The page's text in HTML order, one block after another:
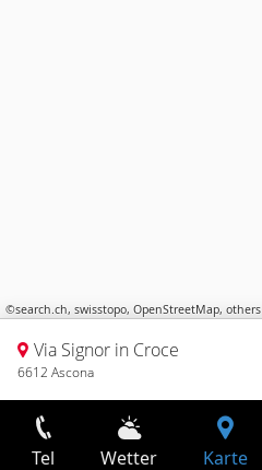
©search.ch, swisstopo, OpenStreetMap, others
Via Signor in Croce
6612 Ascona
Tel Wetter Karte